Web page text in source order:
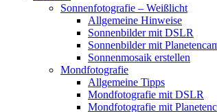
Sonnenfotografie – Weißlicht
Allgemeine Hinweise
Sonnenbilder mit DSLR
Sonnenbilder mit
Sonnenmosaik erstellen
Mondfotografie
Allgemeine Tipps
Mondfotografie mit DSLR
Mondfotografie mit